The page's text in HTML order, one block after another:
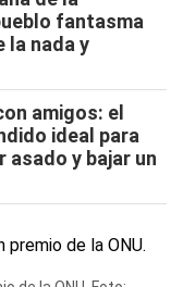
fantasma
la nada y
amigos: el
ideal para
asado y bajar un